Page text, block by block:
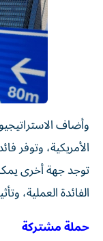
وأضاف
توجد جهة أخرى
الفائدة العملية،
حملة مشتركة